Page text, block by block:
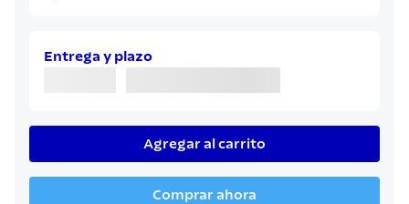
Entrega y plazo
Agregar al carrito
Comprar ahora